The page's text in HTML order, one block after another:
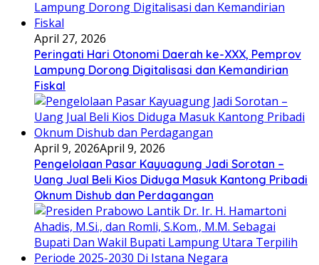
April 27, 2026
Peringati Hari Otonomi Daerah ke-XXX, Pemprov
Lampung Dorong Digitalisasi dan Kemandirian
Fiskal
April 9, 2026April 9, 2026
Pengelolaan Pasar Kayuagung Jadi Sorotan –
Uang Jual Beli Kios Diduga Masuk Kantong Pribadi
Oknum Dishub dan Perdagangan